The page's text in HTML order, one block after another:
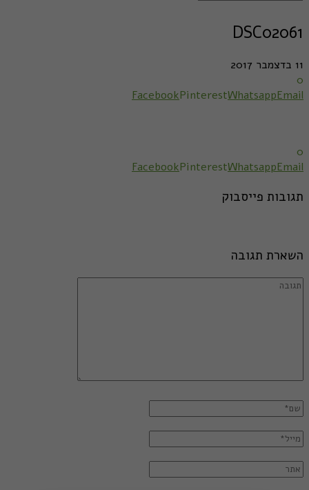
DSC02061
11 בדצמבר 2017
0
FacebookPinterestWhatsappEmail
0
FacebookPinterestWhatsappEmail
תגובות פייסבוק
השארת תגובה